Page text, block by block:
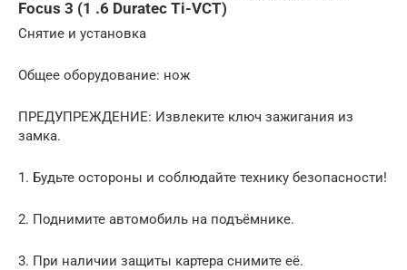
Focus 3 (1 .6 Duratec Ti-VCT)
Снятие и установка
Общее оборудование: нож
ПРЕДУПРЕЖДЕНИЕ: Извлеките ключ зажигания из
замка.
1. Будьте остороны и соблюдайте технику безопасности!
2. Поднимите автомобиль на подъёмнике.
3. При наличии защиты картера снимите её.